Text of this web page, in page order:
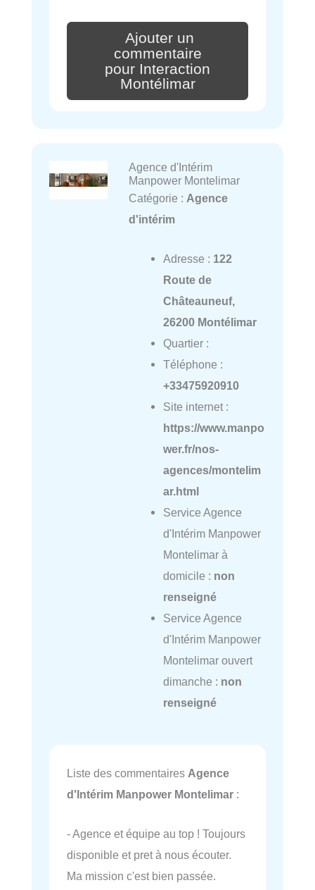
Ajouter un
commentaire
pour Interaction
Montélimar
Agence d'Intérim
Manpower Montelimar
Catégorie : Agence
d'intérim
Adresse : 122
Route de
Châteauneuf,
26200 Montélimar
Quartier :
Téléphone :
+33475920910
Site internet :
https://www.manpo
wer.fr/nos-
agences/montelim
ar.html
Service Agence
d'Intérim Manpower
Montelimar à
domicile : non
renseigné
Service Agence
d'Intérim Manpower
Montelimar ouvert
dimanche : non
renseigné
Liste des commentaires Agence
d'Intérim Manpower Montelimar :
- Agence et équipe au top ! Toujours
disponible et pret à nous écouter.
Ma mission c'est bien passée.